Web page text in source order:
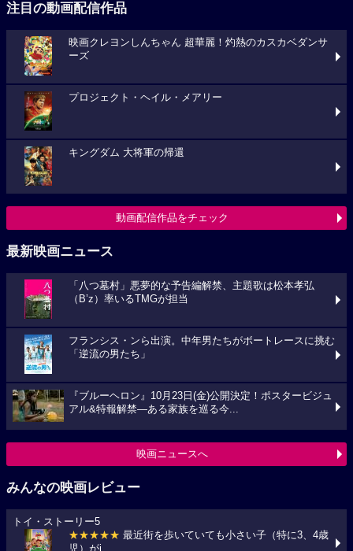
注目の動画配信作品
映画クレヨンしんちゃん 超華麗！灼熱のカスカベダンサ
ーズ
プロジェクト・ヘイル・メアリー
キングダム 大将軍の帰還
動画配信作品をチェック
最新映画ニュース
「八つ墓村」悪夢的な予告編解禁、主題歌は松本孝弘
（B’z）率いるTMGが担当
フランシス・ンら出演。中年男たちがボートレースに挑む
「逆流の男たち」
『ブルーヘロン』10月23日(金)公開決定！ポスタービジュ
アル&特報解禁―ある家族を巡る今...
映画ニュースへ
みんなの映画レビュー
トイ・ストーリー5
★★★★★ 最近街を歩いていても小さい子（特に3、4歳